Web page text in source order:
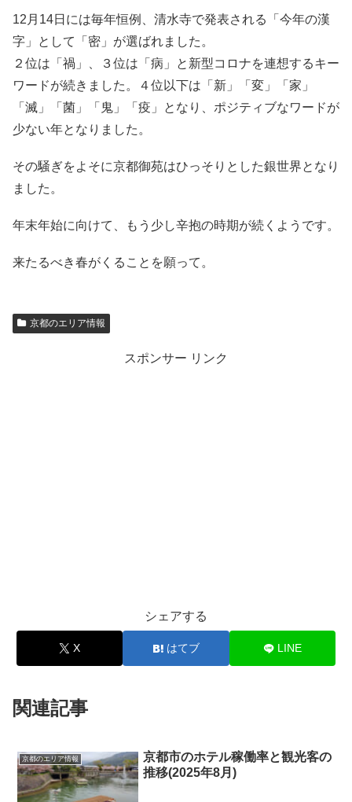
12月14日には毎年恒例、清水寺で発表される「今年の漢
字」として「密」が選ばれました。
２位は「禍」、３位は「病」と新型コロナを連想するキー
ワードが続きました。４位以下は「新」「変」「家」
「滅」「菌」「鬼」「疫」となり、ポジティブなワードが
少ない年となりました。
その騒ぎをよそに京都御苑はひっそりとした銀世界となり
ました。
年末年始に向けて、もう少し辛抱の時期が続くようです。
来たるべき春がくることを願って。
京都のエリア情報
スポンサー リンク
シェアする
X はてブ LINE
関連記事
京都のエリア情報
京都市のホテル稼働率と観光客の
推移(2025年8月)